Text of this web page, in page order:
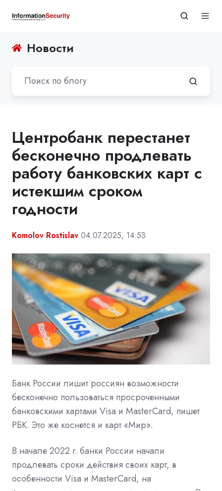
Новости
Центробанк перестанет
бесконечно продлевать
работу банковских карт с
истекшим сроком
годности
Komolov Rostislav 04.07.2025, 14:53
Банк России лишит россиян возможности
бесконечно пользоваться просроченными
банковскими картами Visa и MasterCard, пишет
РБК. Это же коснется и карт «Мир».
В начале 2022 г. банки России начали
продлевать сроки действия своих карт, в
особенности Visa и MasterCard, на